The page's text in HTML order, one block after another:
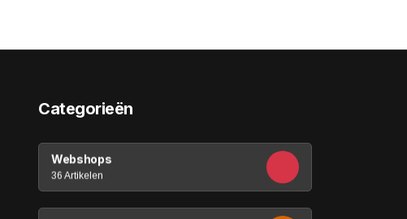
Categorieën
Webshops
36 Artikelen